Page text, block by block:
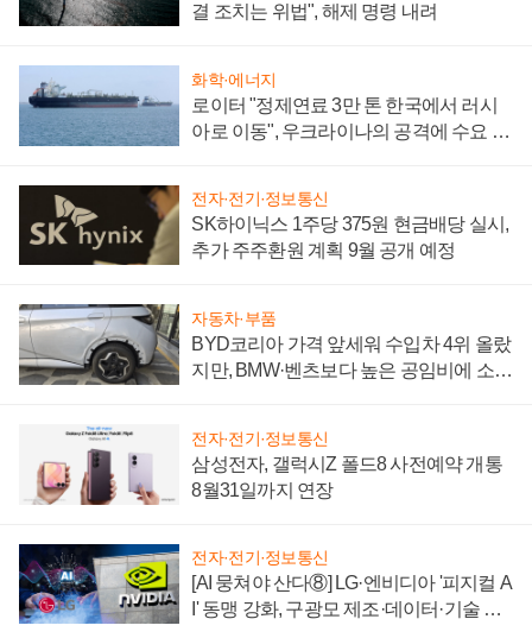
결 조치는 위법", 해제 명령 내려
화학·에너지
로이터 "정제연료 3만 톤 한국에서 러시
아로 이동", 우크라이나의 공격에 수요 늘
전자·전기·정보통신
SK하이닉스 1주당 375원 현금배당 실시,
추가 주주환원 계획 9월 공개 예정
자동차·부품
BYD코리아 가격 앞세워 수입차 4위 올랐
지만, BMW·벤츠보다 높은 공임비에 소비
전자·전기·정보통신
삼성전자, 갤럭시Z 폴드8 사전예약 개통
8월31일까지 연장
전자·전기·정보통신
[AI 뭉쳐야 산다⑧] LG·엔비디아 '피지컬 A
I' 동맹 강화, 구광모 제조·데이터·기술 결